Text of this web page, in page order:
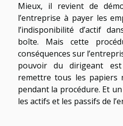
Mieux, il revient de
l’entreprise à payer les
l’indisponibilité d’actif
boîte. Mais cette
conséquences sur
pouvoir du dirigeant
remettre tous les papiers
pendant la procédure. Et
les actifs et les passifs de